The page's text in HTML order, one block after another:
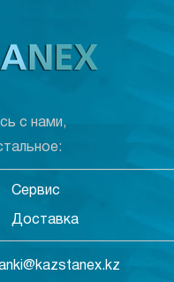
с нами,
Сервис
Доставка